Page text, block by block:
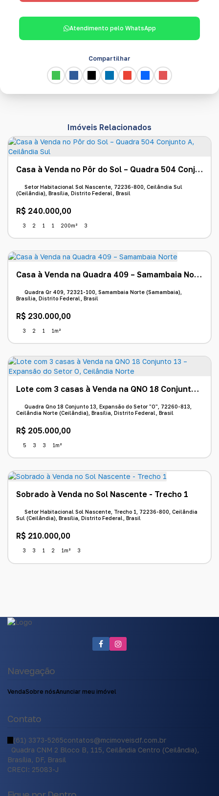
Atendimento pelo WhatsApp
Compartilhar
Imóveis Relacionados
Casa à Venda no Pôr do Sol – Quadra 504 Conjunto A, Ceilândia Sul
R$ 240.000,00
Setor Habitacional Sol Nascente, 72236-800, Ceilândia Sul
(Ceilândia), Brasília, Distrito Federal, Brasil
3 2 1 1 200m² 3
Casa à Venda na Quadra 409 – Samambaia Norte
R$ 230.000,00
Quadra Qr 409, 72321-100, Samambaia Norte (Samambaia),
Brasília, Distrito Federal, Brasil
3 2 1 1m²
Lote com 3 casas à Venda na QNO 18 Conjunto 13 – Expansão do Setor O, Ceilândia Norte
R$ 205.000,00
Quadra Qno 18 Conjunto 13, Expansão do Setor "O", 72260-813,
Ceilândia Norte (Ceilândia), Brasília, Distrito Federal, Brasil
5 3 3 1m²
Sobrado à Venda no Sol Nascente - Trecho 1
R$ 210.000,00
Setor Habitacional Sol Nascente, Trecho 1, 72236-800, Ceilândia
Sul (Ceilândia), Brasília, Distrito Federal, Brasil
3 3 1 2 1m² 3
Navegação
VendaSobre nósAnunciar meu imóvel
Contato
(61) 3373-5265contatos@mcimoveisdf.com.br
Quadra CNM 2 Bloco B, 115, Ceilândia Centro (Ceilândia),
Brasília, DF, Brasil
CRECI: 25083-J